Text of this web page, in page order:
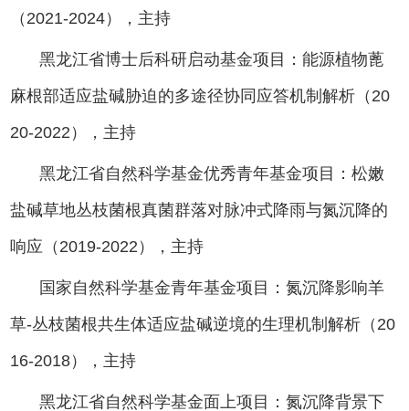
（2021-2024），主持
黑龙江省博士后科研启动基金项目：能源植物蓖
麻根部适应盐碱胁迫的多途径协同应答机制解析（20
20-2022），主持
黑龙江省自然科学基金优秀青年基金项目：松嫩
盐碱草地丛枝菌根真菌群落对脉冲式降雨与氮沉降的
响应（2019-2022），主持
国家自然科学基金青年基金项目：氮沉降影响羊
草-丛枝菌根共生体适应盐碱逆境的生理机制解析（20
16-2018），主持
黑龙江省自然科学基金面上项目：氮沉降背景下